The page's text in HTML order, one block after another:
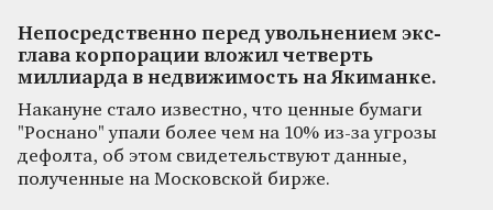
Непосредственно перед увольнением экс-
глава корпорации вложил четверть
миллиарда в недвижимость на Якиманке.
Накануне стало известно, что ценные бумаги
"Роснано" упали более чем на 10% из-за угрозы
дефолта, об этом свидетельствуют данные,
полученные на Московской бирже.